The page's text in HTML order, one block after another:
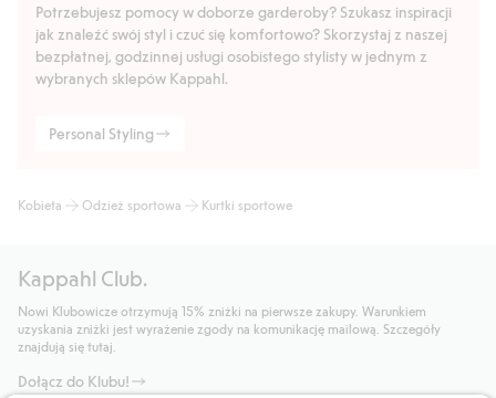
Potrzebujesz pomocy w doborze garderoby? Szukasz inspiracji
jak znaleźć swój styl i czuć się komfortowo? Skorzystaj z naszej
bezpłatnej, godzinnej usługi osobistego stylisty w jednym z
wybranych sklepów Kappahl.
Personal Styling
Kobieta Odzież sportowa Kurtki sportowe
Kappahl Club.
Nowi Klubowicze otrzymują 15% zniżki na pierwsze zakupy. Warunkiem
uzyskania zniżki jest wyrażenie zgody na komunikację mailową. Szczegóły
znajdują się tutaj.
Dołącz do Klubu!